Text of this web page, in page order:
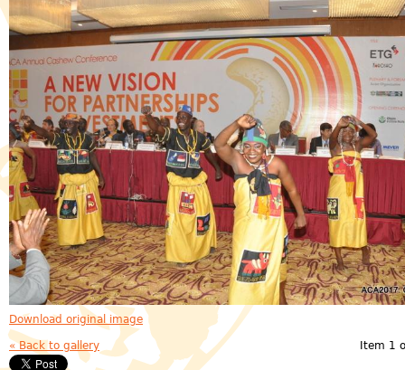
Download original image
« Back to gallery Item 1